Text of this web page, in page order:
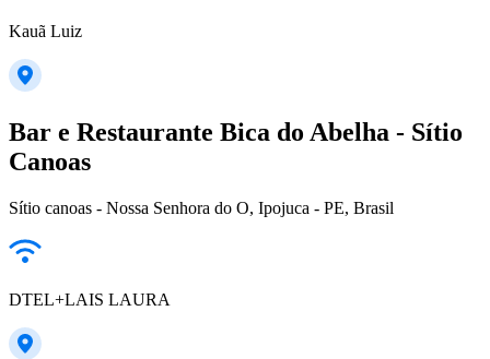
Kauã Luiz
Bar e Restaurante Bica do Abelha - Sítio
Canoas
Sítio canoas - Nossa Senhora do O, Ipojuca - PE, Brasil
DTEL+LAIS LAURA